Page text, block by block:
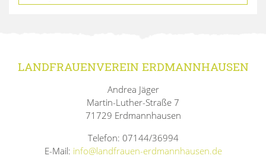
LANDFRAUENVEREIN ERDMANNHAUSEN
Andrea Jäger
Martin-Luther-Straße 7
71729 Erdmannhausen
Telefon: 07144/36994
E-Mail: info@landfrauen-erdmannhausen.de